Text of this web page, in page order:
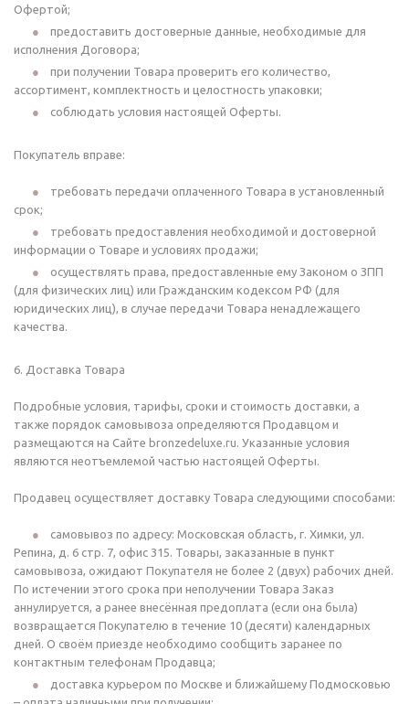
Офертой;
предоставить достоверные данные, необходимые для
исполнения Договора;
при получении Товара проверить его количество,
ассортимент, комплектность и целостность упаковки;
соблюдать условия настоящей Оферты.
Покупатель вправе:
требовать передачи оплаченного Товара в установленный
срок;
требовать предоставления необходимой и достоверной
информации о Товаре и условиях продажи;
осуществлять права, предоставленные ему Законом о ЗПП
(для физических лиц) или Гражданским кодексом РФ (для
юридических лиц), в случае передачи Товара ненадлежащего
качества.
6. Доставка Товара
Подробные условия, тарифы, сроки и стоимость доставки, а
также порядок самовывоза определяются Продавцом и
размещаются на Сайте bronzedeluxe.ru. Указанные условия
являются неотъемлемой частью настоящей Оферты.
Продавец осуществляет доставку Товара следующими способами:
самовывоз по адресу: Московская область, г. Химки, ул.
Репина, д. 6 стр. 7, офис 315. Товары, заказанные в пункт
самовывоза, ожидают Покупателя не более 2 (двух) рабочих дней.
По истечении этого срока при неполучении Товара Заказ
аннулируется, а ранее внесённая предоплата (если она была)
возвращается Покупателю в течение 10 (десяти) календарных
дней. О своём приезде необходимо сообщить заранее по
контактным телефонам Продавца;
доставка курьером по Москве и ближайшему Подмосковью